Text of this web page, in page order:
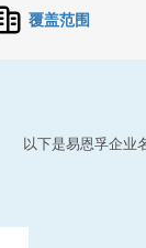
覆盖范围
以下是易恩孚企业